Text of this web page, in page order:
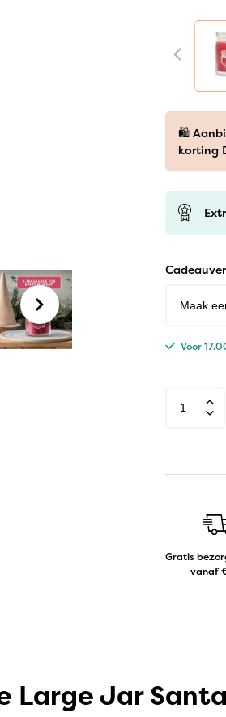
🛍️
korting
Voor
Gratis
vanaf
Large Jar